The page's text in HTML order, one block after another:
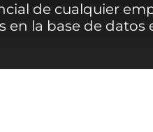
de cualquier
en la base de